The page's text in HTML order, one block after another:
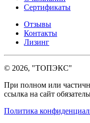
Сертификаты
Отзывы
Контакты
Лизинг
© 2026, "ТОПЭКС"
При полном или
ссылка на сайт
Политика